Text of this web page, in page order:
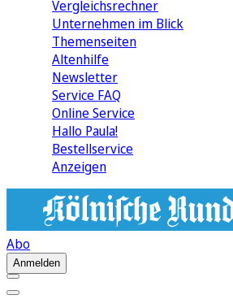
Vergleichsrechner
Unternehmen im Blick
Themenseiten
Altenhilfe
Newsletter
Service FAQ
Online Service
Hallo Paula!
Bestellservice
Anzeigen
Abo
Anmelden